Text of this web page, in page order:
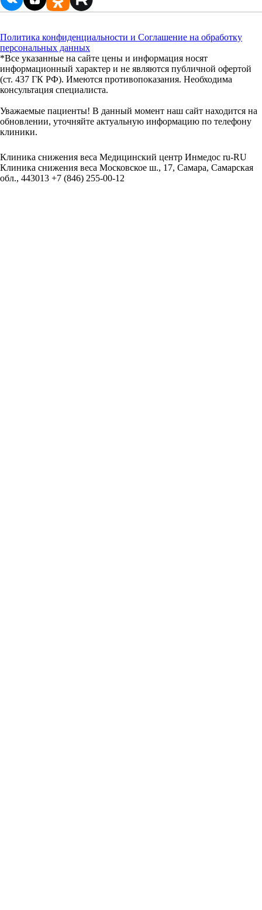
Политика конфиденциальности и Соглашение на обработку
персональных данных
*Все указанные на сайте цены и информация носят
информационный характер и не являются публичной офертой
(ст. 437 ГК РФ). Имеются противопоказания. Необходима
консультация специалиста.
Уважаемые пациенты! В данный момент наш сайт находится на
обновлении, уточняйте актуальную информацию по телефону
клиники.
Клиника снижения веса Медицинский центр Инмедос ru-RU
Клиника снижения веса Московское ш., 17, Самара, Самарская
обл., 443013 +7 (846) 255-00-12